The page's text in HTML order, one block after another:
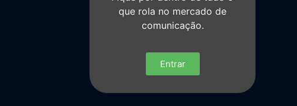
que rola no mercado de
comunicação.
Entrar